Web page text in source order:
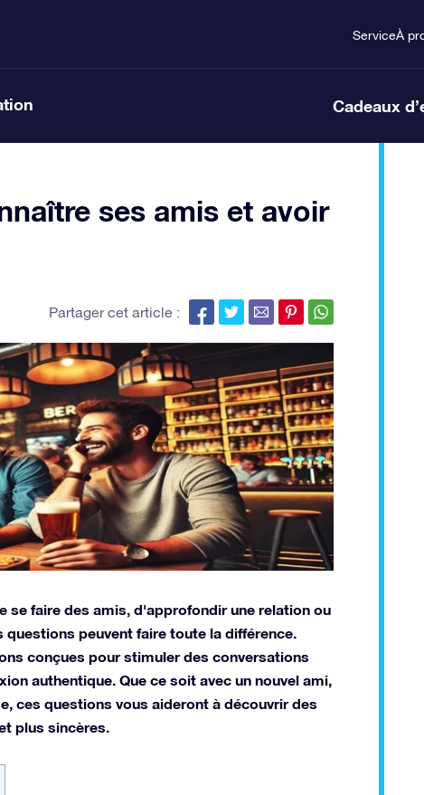
ServiceÀ
Cadeaux
ses amis et avoir
Partager cet article :
se faire des amis, d'approfondir une relation ou
peuvent faire toute la différence.
conçues pour stimuler des conversations
authentique. Que ce soit avec un nouvel ami,
ces questions vous aideront à découvrir des
plus sincères.